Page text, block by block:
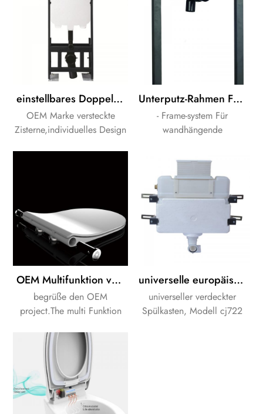
einstellbares Doppelspülventil in der Wand verdeckter Zisterne
OEM Marke versteckte
Zisterne,individuelles Design
Unterputz-Rahmen Für wandhängende Waschbecken
- Frame-system Für
wandhängende
Design verfügbar ist.
OEM Multifunktion von Nachtlicht, Musik und Parfüm Toilettensitz
begrüße den OEM
project.The multi Funktion
Nachtlicht, Parfüm Funktion.
universelle europäische verdeckte Spülkiste
universeller verdeckter
Spülkasten, Modell cj722